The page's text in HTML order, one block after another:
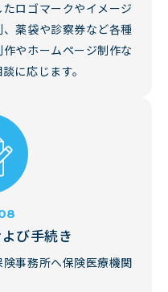
ロゴマークやイメージ
薬袋や診察券など各種
やホームページ制作な
に応じます。
び手続き
事務所へ保険医療機関